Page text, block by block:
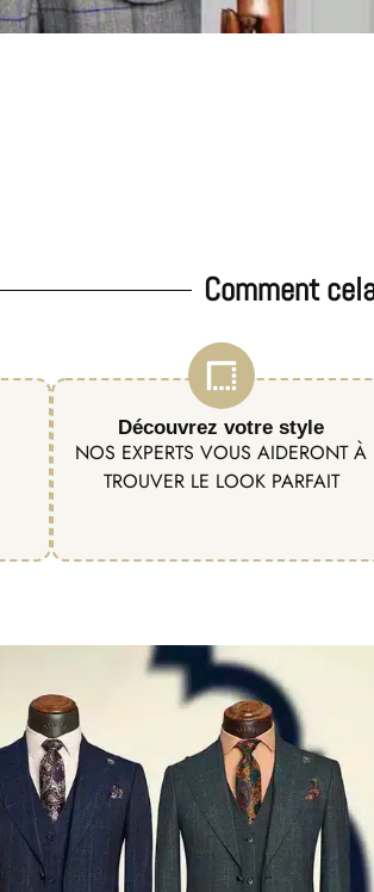
Comment
Découvrez votre style
NOS EXPERTS VOUS AIDERONT À
TROUVER LE LOOK PARFAIT